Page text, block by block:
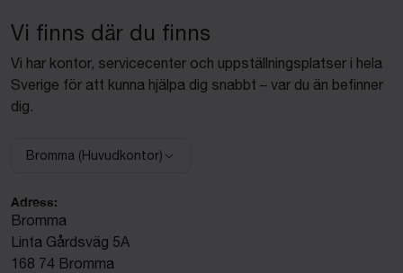
Vi finns där du finns
Vi har kontor, servicecenter och uppställningsplatser i hela
Sverige för att kunna hjälpa dig snabbt – var du än befinner
dig.
Välj anläggning:
Bromma (Huvudkontor)
Adress:
Bromma
Linta Gårdsväg 5A
168 74 Bromma